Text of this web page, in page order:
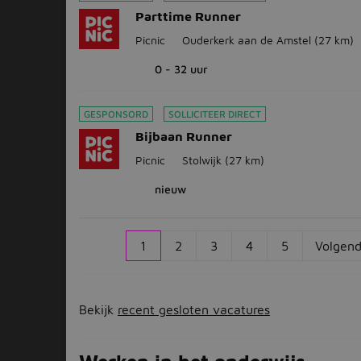
Parttime Runner
Picnic Ouderkerk aan de Amstel (27 km)
0 - 32 uur
GESPONSORD SOLLICITEER DIRECT
Bijbaan Runner
Picnic Stolwijk (27 km)
nieuw
1 2 3 4 5
Bekijk recent gesloten vacatures